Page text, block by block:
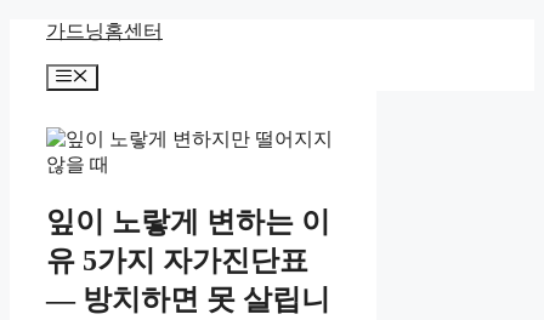
가드닝홈센터
메
잎이 노랗게 변하는 이
유 5가지 자가진단표
— 방치하면 못 살립니